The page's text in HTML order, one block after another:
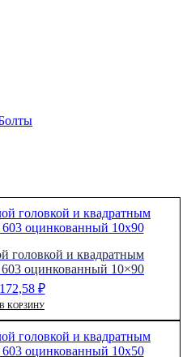
головкой и квадратным
оцинкованный 10×90
172,58 ₽
В КОРЗИНУ